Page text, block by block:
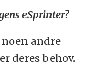
eSprinter?
andre
deres behov.